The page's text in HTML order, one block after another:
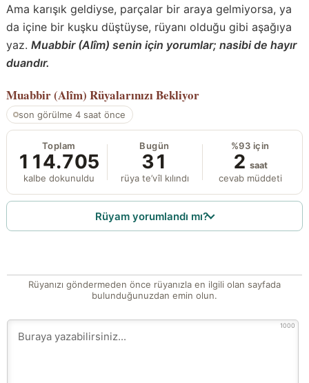
Ama karışık geldiyse, parçalar bir araya gelmiyorsa, ya
da içine bir kuşku düştüyse, rüyanı olduğu gibi aşağıya
yaz. Muabbir (Alîm) senin için yorumlar; nasibi de hayır
duandır.
Muabbir (Alîm) Rüyalarınızı Bekliyor
son görülme 4 saat önce
Toplam
114.705
kalbe dokunuldu
Bugün
31
rüya te’vîl kılındı
%93 için
2 saat
cevab müddeti
Rüyam yorumlandı mı?
Rüyanızı göndermeden önce rüyanızla en ilgili olan sayfada
bulunduğunuzdan emin olun.
1000